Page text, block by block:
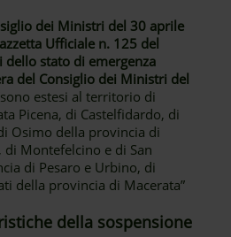
dei Ministri del 30 aprile
Ufficiale n. 125 del
stato di emergenza
del Consiglio dei Ministri del
estesi al territorio di
Picena, di Castelfidardo, di
Osimo della provincia di
di Montefelcino e di San
di Pesaro e Urbino, di
della provincia di Macerata”
della sospensione